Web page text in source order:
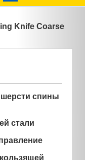
Knife Coarse
спины
стали